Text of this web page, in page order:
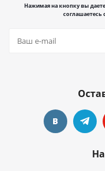
Нажимая на кнопку вы
соглашаетесь